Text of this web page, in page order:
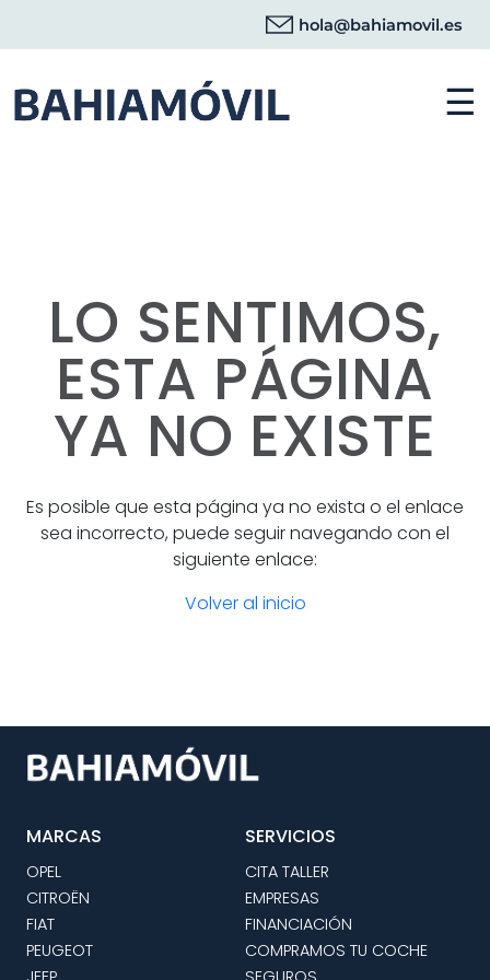
hola@bahiamovil.es
☰
LO SENTIMOS,
ESTA PÁGINA
YA NO EXISTE
Es posible que esta página ya no exista o el enlace
sea incorrecto, puede seguir navegando con el
siguiente enlace:
Volver al inicio
MARCAS
OPEL
CITROËN
FIAT
PEUGEOT
SERVICIOS
CITA TALLER
EMPRESAS
FINANCIACIÓN
COMPRAMOS TU COCHE